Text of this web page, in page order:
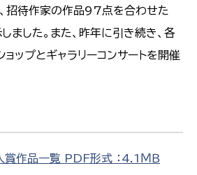
招待作家の作品97点を合わせた
した。また、昨年に引き続き、各
ップとギャラリーコンサートを開催
作品一覧 PDF形式 ：4.1ＭＢ